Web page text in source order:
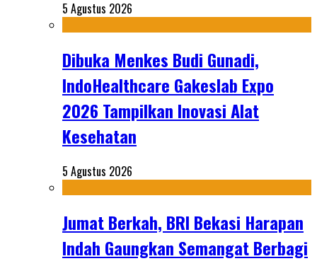
5 Agustus 2026
Dibuka Menkes Budi Gunadi,
IndoHealthcare Gakeslab Expo
2026 Tampilkan Inovasi Alat
Kesehatan
5 Agustus 2026
Jumat Berkah, BRI Bekasi Harapan
Indah Gaungkan Semangat Berbagi